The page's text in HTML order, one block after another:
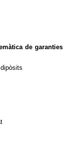
de garanties